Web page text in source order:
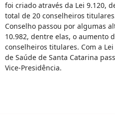
foi criado através da Lei 9.120,
total de 20 conselheiros
Conselho passou por algumas
10.982, dentre elas, o aumento
conselheiros titulares. Com a
de Saúde de Santa Catarina
Vice-Presidência.